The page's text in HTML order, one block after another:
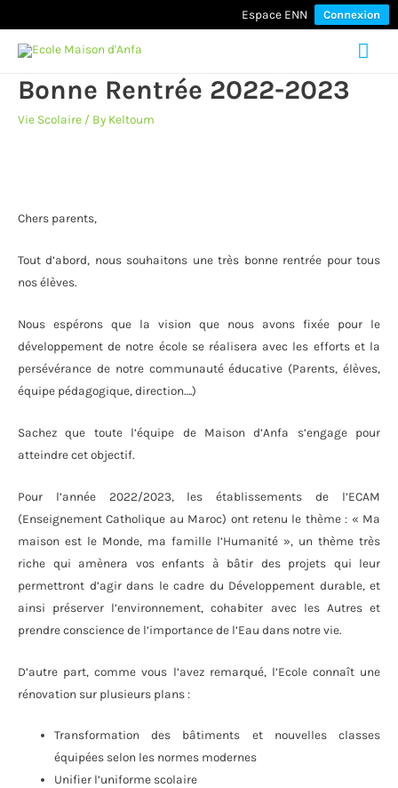
Espace ENN Connexion
Bonne Rentrée 2022-2023
Vie Scolaire / By Keltoum
Chers parents,
Tout d’abord, nous souhaitons une très bonne rentrée pour tous
nos élèves.
Nous espérons que la vision que nous avons fixée pour le
développement de notre école se réalisera avec les efforts et la
persévérance de notre communauté éducative (Parents, élèves,
équipe pédagogique, direction….)
Sachez que toute l’équipe de Maison d’Anfa s’engage pour
atteindre cet objectif.
Pour l’année 2022/2023, les établissements de l’ECAM
(Enseignement Catholique au Maroc) ont retenu le thème : « Ma
maison est le Monde, ma famille l’Humanité », un thème très
riche qui amènera vos enfants à bâtir des projets qui leur
permettront d’agir dans le cadre du Développement durable, et
ainsi préserver l’environnement, cohabiter avec les Autres et
prendre conscience de l’importance de l’Eau dans notre vie.
D’autre part, comme vous l’avez remarqué, l’Ecole connaît une
rénovation sur plusieurs plans :
Transformation des bâtiments et nouvelles classes
équipées selon les normes modernes
Unifier l’uniforme scolaire